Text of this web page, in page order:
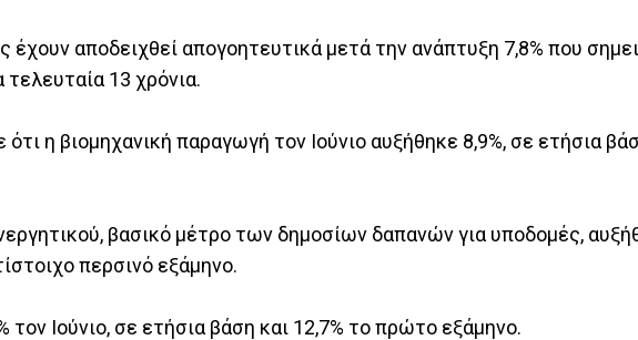
αποδειχθεί απογοητευτικά μετά την ανάπτυξη 7,8% που
13 χρόνια.
η βιομηχανική παραγωγή τον Ιούνιο αυξήθηκε 8,9%, σε ετήσια
βασικό μέτρο των δημοσίων δαπανών για υποδομές,
περσινό εξάμηνο.
τον Ιούνιο, σε ετήσια βάση και 12,7% το πρώτο εξάμηνο.